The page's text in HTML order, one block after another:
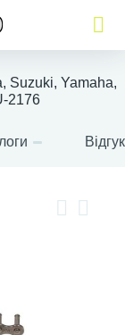
Suzuki, Yamaha,
2176